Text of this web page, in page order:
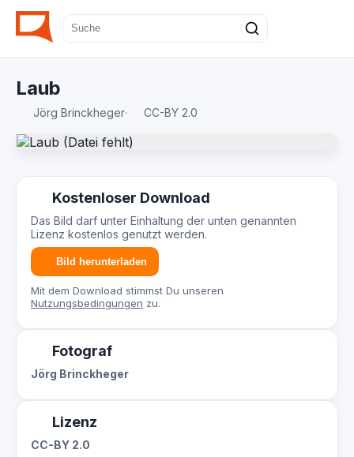
Laub
Jörg Brinckheger· CC-BY 2.0
Kostenloser Download
Das Bild darf unter Einhaltung der unten genannten
Lizenz kostenlos genutzt werden.
Bild herunterladen
Mit dem Download stimmst Du unseren
Nutzungsbedingungen zu.
Fotograf
Jörg Brinckheger
Lizenz
CC-BY 2.0